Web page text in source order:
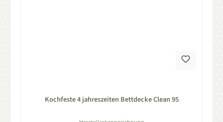
Kochfeste 4 jahreszeiten Bettdecke Clean 95